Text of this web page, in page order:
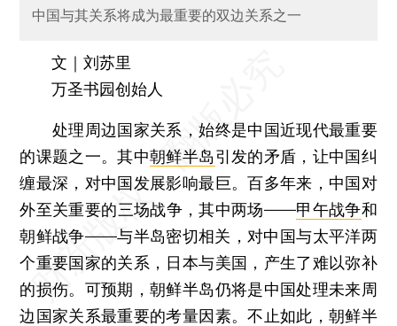
中国与其关系将成为最重要的双边关系之一
文｜刘苏里
万圣书园创始人
处理周边国家关系，始终是中国近现代最重要
的课题之一。其中朝鲜半岛引发的矛盾，让中国纠
缠最深，对中国发展影响最巨。百多年来，中国对
外至关重要的三场战争，其中两场——甲午战争和
朝鲜战争——与半岛密切相关，对中国与太平洋两
个重要国家的关系，日本与美国，产生了难以弥补
的损伤。可预期，朝鲜半岛仍将是中国处理未来周
边国家关系最重要的考量因素。不止如此，朝鲜半